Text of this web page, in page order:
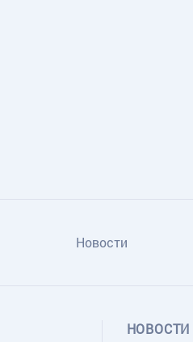
Новости
НОВОСТИ